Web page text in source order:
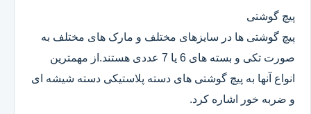
پیچ گوشتی
پیچ گوشتی ها در سایزهای مختلف و مارک های مختلف به
صورت تکی و بسته های 6 یا 7 عددی هستند.از مهمترین
انواع آنها به پیچ گوشتی های دسته پلاستیکی دسته شیشه ای
و ضربه خور اشاره کرد.